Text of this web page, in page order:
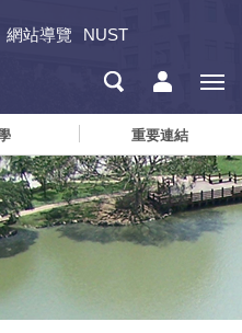
網站導覽 NUST
重要連結